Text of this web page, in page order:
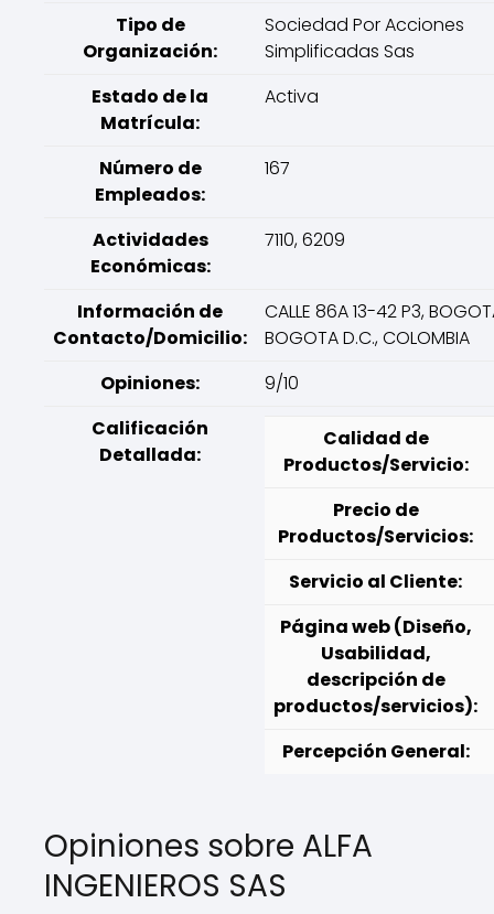
Tipo de
Organización:
Sociedad Por Acciones
Simplificadas Sas
Estado de la
Matrícula:
Activa
Número de
Empleados:
167
Actividades
Económicas:
7110, 6209
Información de
Contacto/Domicilio:
CALLE 86A 13-42 P3,
BOGOTA D.C., COLOMBIA
Opiniones:
9/10
Calificación
Detallada:
Calidad de
Productos/Servicio:
Precio de
Productos/Servicios:
Servicio al Cliente:
Página web (Diseño,
Usabilidad,
descripción de
productos/servicios):
Percepción General:
Opiniones sobre ALFA
INGENIEROS SAS